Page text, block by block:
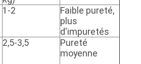
1-2
Faible pureté,
plus
d'impuretés
2,5-3,5
Pureté
moyenne